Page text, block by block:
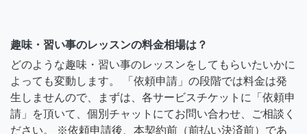
趣味・習い事のレッスンの料金相場は？
どのような趣味・習い事のレッスンをしてもらいたいかに
よっても変動します。 「依頼申請」の段階では料金は発
生しませんので、まずは、各サービスチケットに「依頼申
請」を頂いて、個別チャットにてお問い合わせ、ご相談く
ださい。 ※依頼申請後、本契約前（前払い決済前）であ